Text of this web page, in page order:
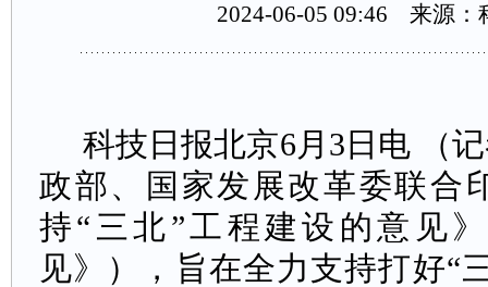
2024-06-0509:46 来源：
科技日报北京6月3日电（
政部、国家发展改革委联合
持“三北”工程建设的意见
见》），旨在全力支持打好“